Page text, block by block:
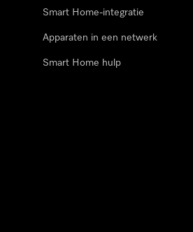
Smart Home-integratie
Apparaten in een netwerk
Smart Home hulp